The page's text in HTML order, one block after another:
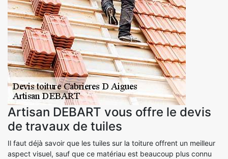
Artisan DEBART vous offre le devis
de travaux de tuiles
Il faut déjà savoir que les tuiles sur la toiture offrent un meilleur
aspect visuel, sauf que ce matériau est beaucoup plus connu